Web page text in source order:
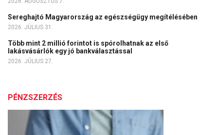
Sereghajtó Magyarország az egészségügy megítélésében
2026. JÚLIUS 31.
Több mint 2 millió forintot is spórolhatnak az első
lakásvásárlók egy jó bankválasztással
2026. JÚLIUS 27.
PÉNZSZERZÉS